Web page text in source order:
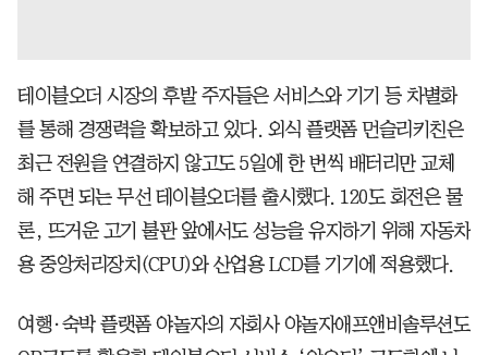
테이블오더 시장의 후발 주자들은 서비스와 기기 등 차별화
를 통해 경쟁력을 확보하고 있다. 외식 플랫폼 먼슬리키친은
최근 전원을 연결하지 않고도 5일에 한 번씩 배터리만 교체
해 주면 되는 무선 테이블오더를 출시했다. 120도 회전은 물
론, 뜨거운 고기 불판 앞에서도 성능을 유지하기 위해 자동차
용 중앙처리장치(CPU)와 산업용 LCD를 기기에 적용했다.
여행·숙박 플랫폼 야놀자의 자회사 야놀자애프앤비솔루션도